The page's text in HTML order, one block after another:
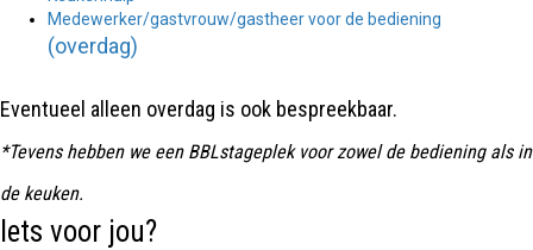
Medewerker/gastvrouw/gastheer voor de bediening
(overdag)
Eventueel alleen overdag is ook bespreekbaar.
*Tevens hebben we een BBLstageplek voor zowel de bediening als in
de keuken.
Iets voor jou?